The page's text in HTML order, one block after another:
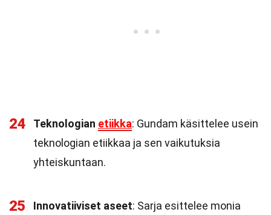
24 Teknologian etiikka: Gundam käsittelee usein
teknologian etiikkaa ja sen vaikutuksia
yhteiskuntaan.
25 Innovatiiviset aseet: Sarja esittelee monia